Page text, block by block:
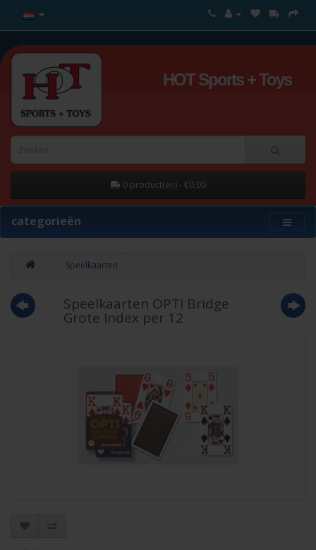
HOT Sports + Toys
0 product(en) - €0,00
categorieën
Speelkaarten
Speelkaarten OPTI Bridge
Grote Index per 12